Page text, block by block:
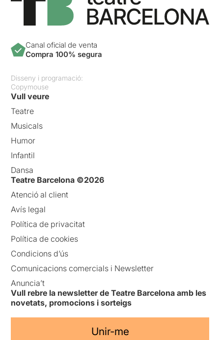
Canal oficial de venta
Compra 100% segura
Disseny i programació:
Copymouse
Vull veure
Teatre
Musicals
Humor
Infantil
Dansa
Teatre Barcelona ©2026
Atenció al client
Avís legal
Política de privacitat
Política de cookies
Condicions d’ús
Comunicacions comercials i Newsletter
Anuncia’t
Vull rebre la newsletter de Teatre Barcelona amb les
novetats, promocions i sorteigs
Unir-me